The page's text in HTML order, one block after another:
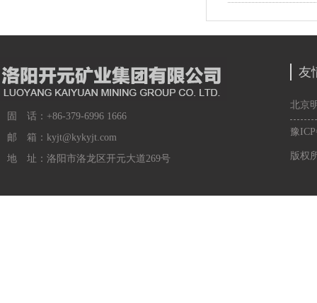
固 话：+86-379-6996 1666
邮 箱：kyjt@kykyjt.com
地 址：洛阳市洛龙区开元大道269号
友
北京
豫
版权